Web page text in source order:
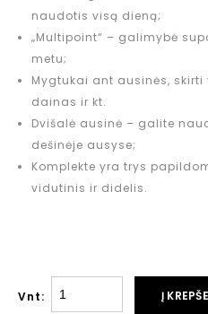
naudotis visą dieną;
„Multipoint“ – galimybė
metu;
Mygtukai ant ausinės,
dainas ir kt.
Dvišalė ausinė – galite
dešinėje ausyse;
Komplekte yra trys
vidutinis ir didelis.
Vnt: Į